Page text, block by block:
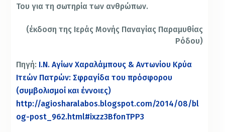
Του για τη σωτηρία των ανθρώπων.
(έκδοση της Ιεράς Μονής Παναγίας Παραμυθίας
Ρόδου)
Πηγή: Ι.Ν. Αγίων Χαραλάμπους & Αντωνίου Κρύα
Ιτεών Πατρών: Σφραγίδα του πρόσφορου
(συμβολισμοί και έννοιες)
http://agiosharalabos.blogspot.com/2014/08/bl
og-post_962.html#ixzz3BfonTPP3